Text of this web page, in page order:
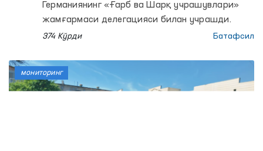
Германиянинг «Ғарб ва Шарқ учрашувлари»
жамғармаси делегацияси билан учрашди.
374 Кўрди Батафсил
мониторинг